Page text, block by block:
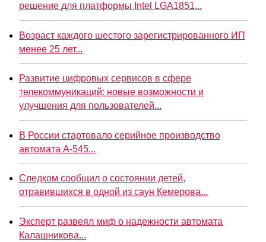
решение для платформы Intel LGA1851...
Возраст каждого шестого зарегистрированного ИП
менее 25 лет...
Развитие цифровых сервисов в сфере
телекоммуникаций: новые возможности и
улучшения для пользователей...
В России стартовало серийное производство
автомата А-545...
Следком сообщил о состоянии детей,
отравившихся в одной из саун Кемерова...
Эксперт развеял миф о надежности автомата
Калашникова...